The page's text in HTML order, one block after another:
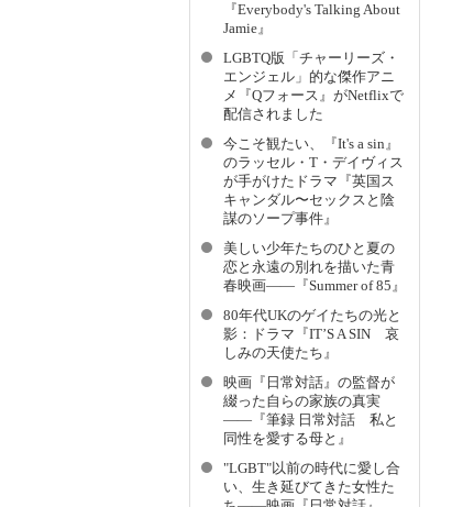
『Everybody's Talking About
Jamie』
LGBTQ版「チャーリーズ・
エンジェル」的な傑作アニ
メ『Qフォース』がNetflixで
配信されました
今こそ観たい、『It's a sin』
のラッセル・T・デイヴィス
が手がけたドラマ『英国ス
キャンダル〜セックスと陰
謀のソープ事件』
美しい少年たちのひと夏の
恋と永遠の別れを描いた青
春映画――『Summer of 85』
80年代UKのゲイたちの光と
影：ドラマ『IT’S A SIN 哀
しみの天使たち』
映画『日常対話』の監督が
綴った自らの家族の真実
――『筆録 日常対話 私と
同性を愛する母と』
"LGBT"以前の時代に愛し合
い、生き延びてきた女性た